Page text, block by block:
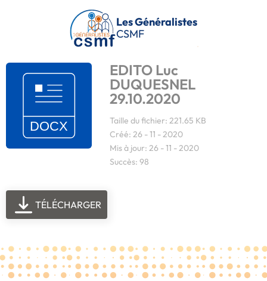
Passer au contenu principal
Les Généralistes
CSMF
EDITO Luc
DUQUESNEL
29.10.2020
Taille du fichier: 221.65 KB
Créé: 26 - 11 - 2020
Mis à jour: 26 - 11 - 2020
Succès: 98
TÉLÉCHARGER